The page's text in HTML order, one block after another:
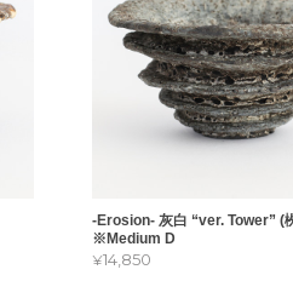
-Erosion- 灰白 “ver. Tower” (
※Medium D
¥14,850